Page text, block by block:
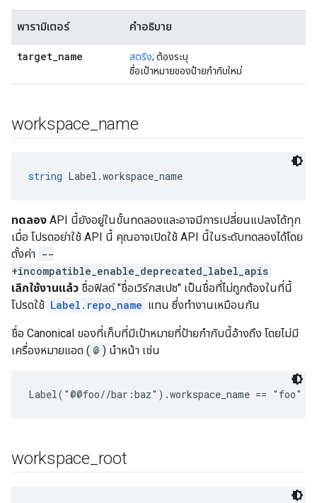
พารามิเตอร์ คำอธิบาย
target_name สตริง; ต้องระบุ
ชื่อเป้าหมายของป้ายกำกับใหม่
workspace name
string Label.workspace_name
ทดลอง API นี้ยังอยู่ในขั้นทดลองและอาจมีการเปลี่ยนแปลงได้ทุก
เมื่อ โปรดอย่าใช้ API นี้ คุณอาจเปิดใช้ API นี้ในระดับทดลองได้โดย
ตั้งค่า --
+incompatible_enable_deprecated_label_apis
เลิกใช้งานแล้ว ชื่อฟิลด์ "ชื่อเวิร์กสเปซ" เป็นชื่อที่ไม่ถูกต้องในที่นี้
โปรดใช้ Label.repo_name แทน ซึ่งทำงานเหมือนกัน
ชื่อ Canonical ของที่เก็บที่มีเป้าหมายที่ป้ายกำกับนี้อ้างถึง โดยไม่มี
เครื่องหมายแอด ( @ ) นำหน้า เช่น
Label("@@foo//bar:baz").workspace_name == "foo"
workspace root